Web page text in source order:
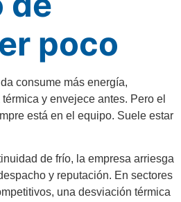
poco
consume más energía,
y envejece antes. Pero el
está en el equipo. Suele estar
de frío, la empresa arriesga
y reputación. En sectores
una desviación térmica